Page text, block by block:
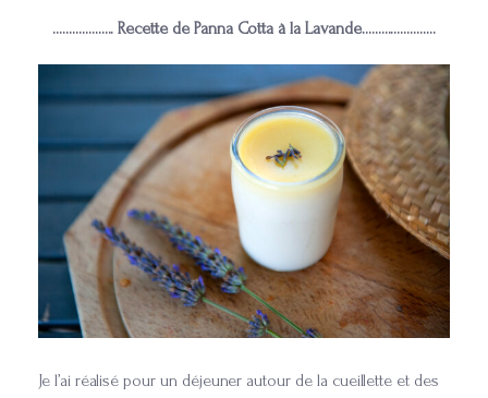
………………. Recette de Panna Cotta à la Lavande…………………..
Je l’ai réalisé pour un déjeuner autour de la cueillette et des